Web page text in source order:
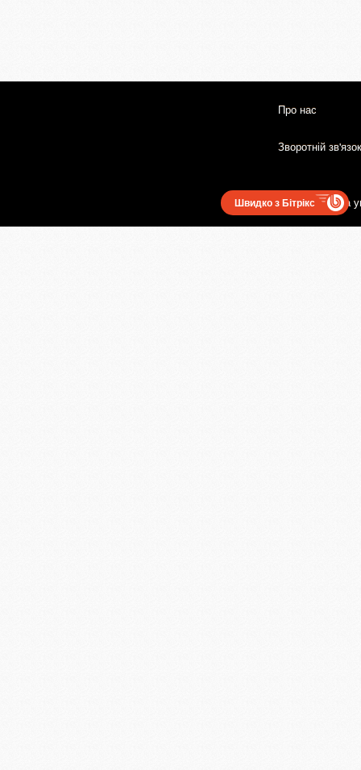
Про нас
Зворотній зв'язок
Користувацька
Швидко з Бітрікс